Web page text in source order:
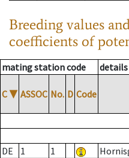
Breeding values
coefficients of
mating station code
C ▼ ASSOC No. D Code
DE 1 1